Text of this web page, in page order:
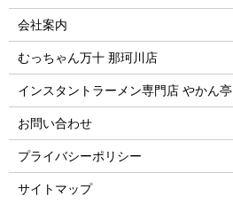
会社案内
むっちゃん万十 那珂川店
インスタントラーメン専門店 やかん亭
お問い合わせ
プライバシーポリシー
サイトマップ